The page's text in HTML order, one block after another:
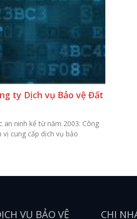
ty Dịch vụ Bảo vệ Đất
ninh kể từ năm 2003. Công
cung cấp dịch vụ bảo
VỤ BẢO VỆ CHI